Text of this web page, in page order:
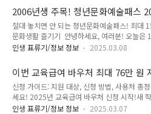
의도 더현대 서울에서 열리는 ‘지드래곤 미디어
쉬(GDRAGON Media Exhibition:
11년 5개월 만에 발매된 그의 세 번째 정규 앨
지털 미디어 아트로 풀어낸 이번 전시는 단순
팬과 아트 애호가 모두를 위한 특별한 경험이라
에서 예약 정보와 전시 세부 사항을 미리 알아
2006년생 주목! 청년문화예술패스
리집
절대 놓치면 안 되는 청년문화예술패스! 최대
문화생활 즐기기 안녕하세요, 여러분! 오늘은
주어지는 특별한 혜택, 바로 청년문화예술패스
던 분들, 특히 2006년생이라면 이 글을 끝까지
세요! 최대 15만 원까지 지원받을 수 있는 이 기
후회할지도 몰라요. 이 글에서는 청년문화예
가 받을 수 있는지, 어떻게 신청하고 사용하는
둬야 할 팁까지 하나씩 풀어볼게요. 자료는 공식
인생 표류기/정보 정보 2025.03.08
이번 교육급여 바우처 최대 76만 원
대상 & 사용처 총정리
신청 가이드: 지원 대상, 신청 방법, 사용처 총
세요! 2025년 교육급여 바우처 신청 시작!새
교육비 부담을 느끼는 가정이 많은데요. 학습 교
인생 표류기/정보 정보 2025.03.07